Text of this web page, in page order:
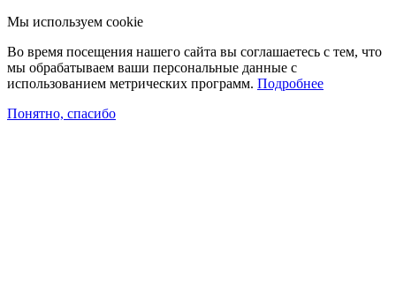
Мы используем cookie
Во время посещения нашего сайта вы соглашаетесь с тем, что
мы обрабатываем ваши персональные данные с
использованием метрических программ. Подробнее
Понятно, спасибо